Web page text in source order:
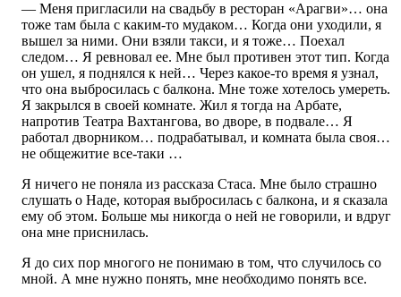
— Меня пригласили на свадьбу в ресторан «Арагви»… она
тоже там была с каким-то мудаком… Когда они уходили, я
вышел за ними. Они взяли такси, и я тоже… Поехал
следом… Я ревновал ее. Мне был противен этот тип. Когда
он ушел, я поднялся к ней… Через какое-то время я узнал,
что она выбросилась с балкона. Мне тоже хотелось умереть.
Я закрылся в своей комнате. Жил я тогда на Арбате,
напротив Театра Вахтангова, во дворе, в подвале… Я
работал дворником… подрабатывал, и комната была своя…
не общежитие все-таки …
Я ничего не поняла из рассказа Стаса. Мне было страшно
слушать о Наде, которая выбросилась с балкона, и я сказала
ему об этом. Больше мы никогда о ней не говорили, и вдруг
она мне приснилась.
Я до сих пор многого не понимаю в том, что случилось со
мной. А мне нужно понять, мне необходимо понять все.